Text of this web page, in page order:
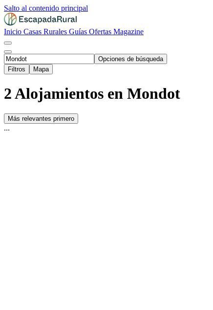
Salto al contenido principal
Inicio Casas Rurales Guías Ofertas Magazine
Opciones de búsqueda
Filtros
Mapa
2 Alojamientos en Mondot
Más relevantes primero
...